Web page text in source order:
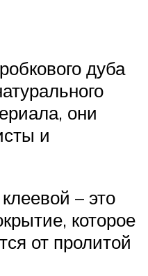
дуба
они
и
– это
которое
от пролитой